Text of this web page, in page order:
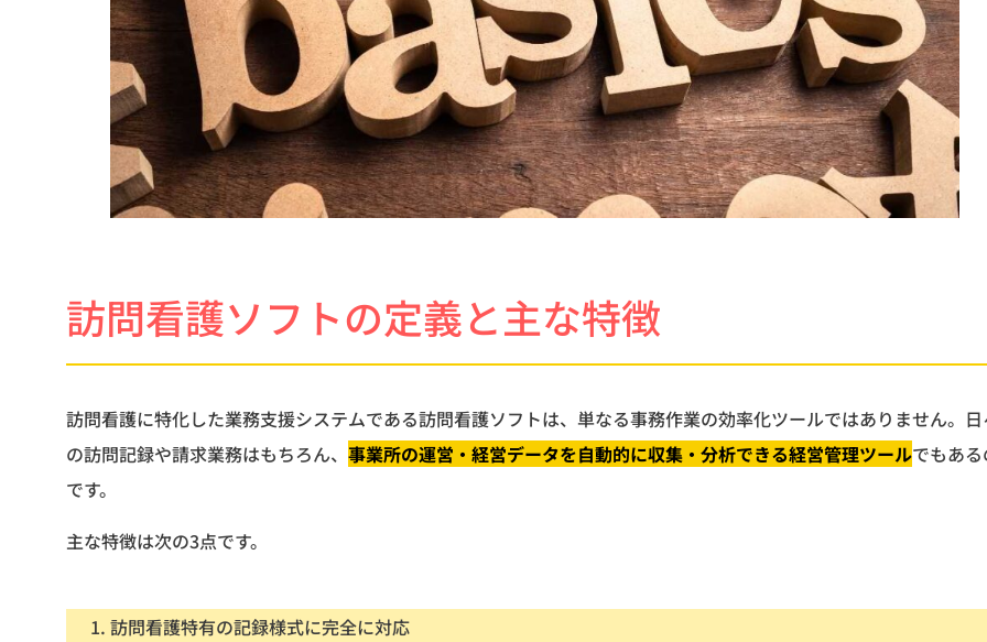
訪問看護ソフトの定義と主な特徴
訪問看護に特化した業務支援システムである訪問看護ソフトは、単なる事務作業の効率化ツールではありません。
の訪問記録や請求業務はもちろん、 事業所の運営・経営データを自動的に収集・分析できる経営管理ツールでもあ
です。
主な特徴は次の3点です。
訪問看護特有の記録様式に完全に対応